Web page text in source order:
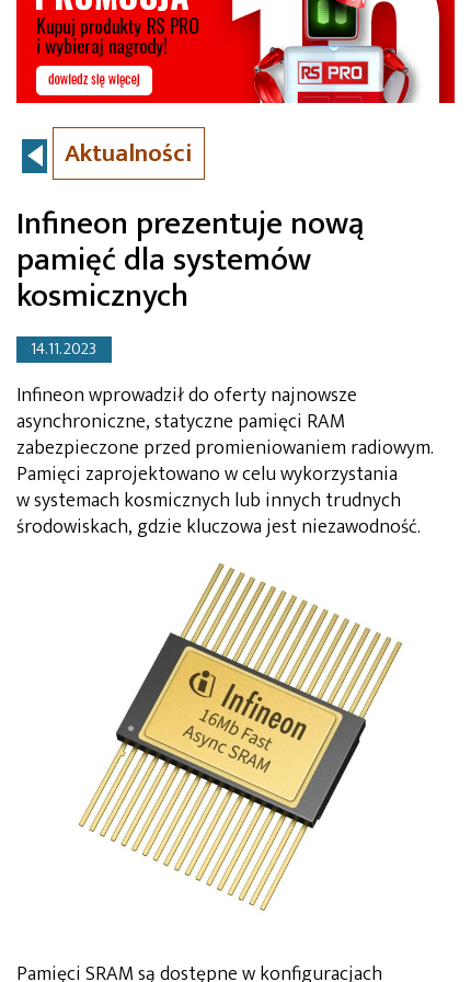
Aktualności
Infineon prezentuje nową
pamięć dla systemów
kosmicznych
14.11.2023
Infineon wprowadził do oferty najnowsze
asynchroniczne, statyczne pamięci RAM
zabezpieczone przed promieniowaniem radiowym.
Pamięci zaprojektowano w celu wykorzystania
w systemach kosmicznych lub innych trudnych
środowiskach, gdzie kluczowa jest niezawodność.
Pamięci SRAM są dostępne w konfiguracjach